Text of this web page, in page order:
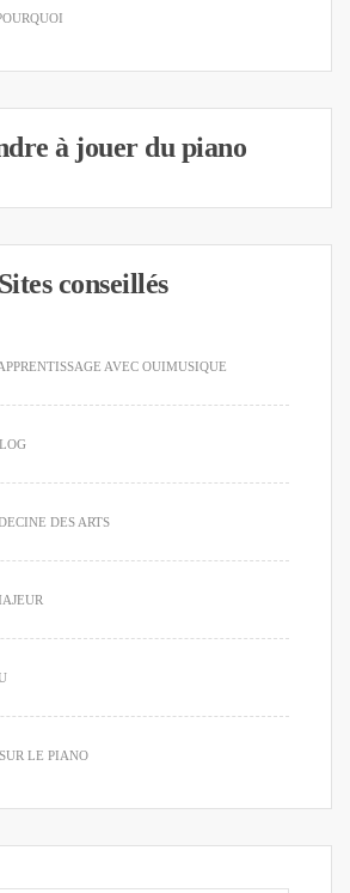
à jouer du piano
Sites conseillés
AVEC OUIMUSIQUE
DES ARTS
LE PIANO